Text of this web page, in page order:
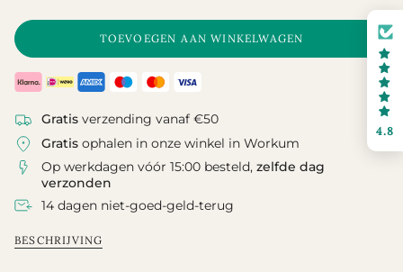
TOEVOEGEN AAN WINKELWAGEN
4.8
Gratis verzending vanaf €50
Gratis ophalen in onze winkel in Workum
Op werkdagen vóór 15:00 besteld, zelfde dag
verzonden
14 dagen niet-goed-geld-terug
BESCHRIJVING